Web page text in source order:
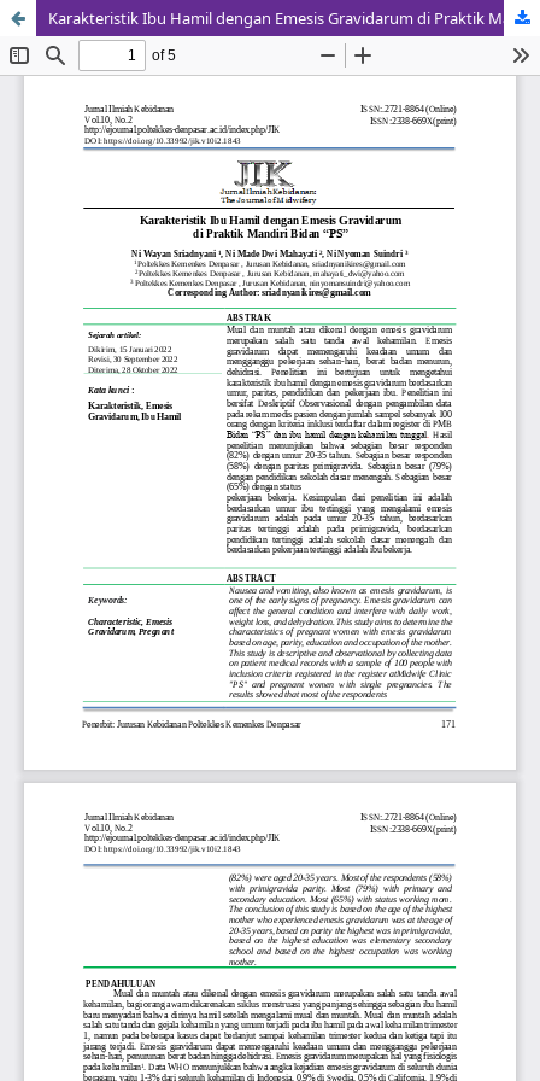
Karakteristik Ibu Hamil dengan Emesis Gravidarum di Praktik Mandiri Bidan â€œPSâ€